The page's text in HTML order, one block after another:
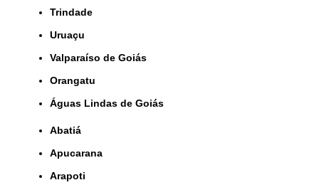
Trindade
Uruaçu
Valparaíso de Goiás
orangatu
Águas Lindas de Goiás
Abatiá
Apucarana
Arapoti